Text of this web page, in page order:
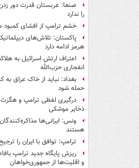
صنعا: عربستان قدرت دور
را ندارد
خشم ترامپ از افشای
پاکستان: تلاش‌های
هرمز ادامه دارد
انفجاری حزب‌الله
بغداد: نباید از خاک عراق به
حمله شود
درگیری لفظی ترامپ و هگزث
ذخایر موشکی
ونس: ایرانی‌ها
هستند
ترامپ: توافق با ایران را
ریزش پایگاه جدید ترامپ
و اقلیت‌ها از جمهوری‌خواهان